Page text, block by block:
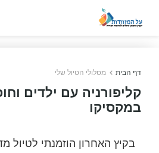
דף הבית מסלולי הטיול שלי
קליפורניה עם ילדים
במקסיקו
בקיץ האחרון הוזמנתי לטיול